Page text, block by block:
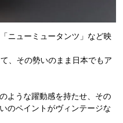
ニューミュータンツ」など映
、その勢いのまま日本でもア
ような躍動感を持たせ、その
のペイントがヴィンテージな